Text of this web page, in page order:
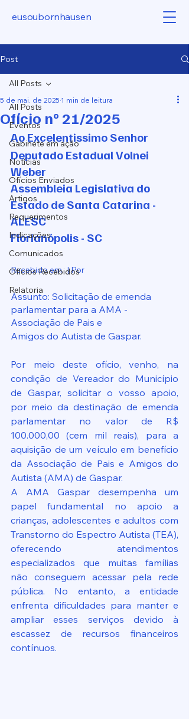
eusoubornhausen
Post
All Posts
Eventos
Gabinete em ação
Notícias
Ofícios Enviados
Artigos
Requerimentos
Indicações
Comunicados
Ofícios Recebidos
Relatoria
All Posts
Ofício nº 21/2025
5 de mai. de 2025 1 min de leitura
Ao Excelentissimo Senhor
Deputado Estadual Volnei
Weber
Assembleia Legislativa do
Estado de Santa Catarina -
ALESC
Florianópolis - SC
Recebido em   | Por
Assunto: Solicitação de emenda
parlamentar para a AMA -
Associação de Pais e
Amigos do Autista de Gaspar.
Por meio deste ofício, venho, na
condição de Vereador do Município
de Gaspar, solicitar o vosso apoio,
por meio da destinação de emenda
parlamentar no valor de R$
100.000,00 (cem mil reais), para a
aquisição de um veículo em benefício
da Associação de Pais e Amigos do
Autista (AMA) de Gaspar.
A AMA Gaspar desempenha um
papel fundamental no apoio a
crianças, adolescentes e adultos com
Transtorno do Espectro Autista (TEA),
oferecendo atendimentos
especializados que muitas famílias
não conseguem acessar pela rede
pública. No entanto, a entidade
enfrenta dificuldades para manter e
ampliar esses serviços devido à
escassez de recursos financeiros
contínuos.